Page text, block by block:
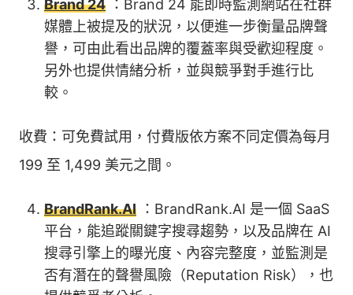
Brand 24 ：Brand 24 能即時監測網站在社群
媒體上被提及的狀況，以便進一步衡量品牌聲
譽，可由此看出品牌的覆蓋率與受歡迎程度。
另外也提供情緒分析，並與競爭對手進行比
較。
收費：可免費試用，付費版依方案不同定價為每月
199 至 1,499 美元之間。
BrandRank.AI ：BrandRank.AI 是一個 SaaS
平台，能追蹤關鍵字搜尋趨勢，以及品牌在 AI
搜尋引擎上的曝光度、內容完整度，並監測是
否有潛在的聲譽風險（Reputation Risk），也